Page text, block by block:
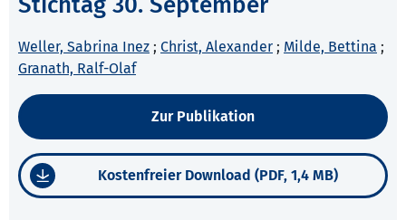
Weller, Sabrina Inez ; Christ, Alexander ; Milde, Bettina ;
Granath, Ralf-Olaf
Zur Publikation
Kostenfreier Download (PDF, 1,4 MB)